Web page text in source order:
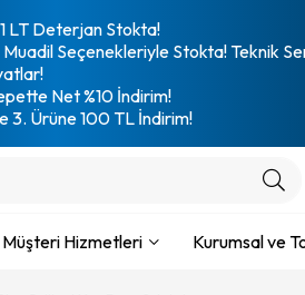
LT Deterjan Stokta!
Seçenekleriyle Stokta! Teknik
Net %10 İndirim!
3. Ürüne 100 TL İndirim!
Müşteri Hizmetleri Kurumsal ve